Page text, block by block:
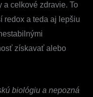
a celkové zdravie. To
redox a teda aj lepšiu
získavať alebo
biológiu a nepozná